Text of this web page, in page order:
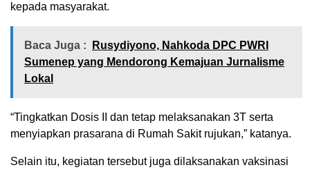
kepada masyarakat.
Baca Juga :
Rusydiyono, Nahkoda DPC PWRI
Sumenep yang Mendorong Kemajuan Jurnalisme
Lokal
“Tingkatkan Dosis II dan tetap melaksanakan 3T serta
menyiapkan prasarana di Rumah Sakit rujukan,” katanya.
Selain itu, kegiatan tersebut juga dilaksanakan vaksinasi